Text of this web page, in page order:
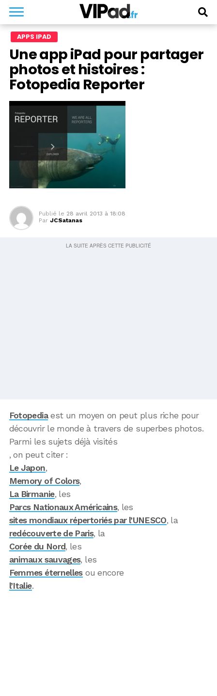
APPS IPAD
Une app iPad pour partager
photos et histoires :
Fotopedia Reporter
Publié le 28 avril 2013 à 18:08
Par JCSatanas
Fotopediaest un moyen on peut plus riche pour
découvrir le monde à travers de superbes photos.
Parmi les sujets déjà visités
, on peut citer :
Le Japon,
Memory of Colors,
La Birmanie, les
Parcs Nationaux Américains, les
sites mondiaux répertoriés par l’UNESCO, la
redécouverte de Paris, la
Corée du Nord, les
animaux sauvages, les
Femmes éternellesou encore
l’Italie.